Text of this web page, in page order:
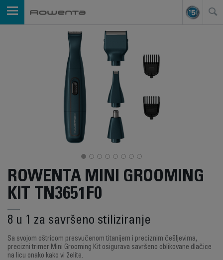
ROWENTA MINI GROOMING
KIT TN3651F0
8 u 1 za savršeno stiliziranje
Sa svojom oštricom presvučenom titanijem i preciznim češljevima,
precizni trimer Mini Grooming Kit osigurava savršeno oblikovane dlačice
na licu onako kako vi želite.